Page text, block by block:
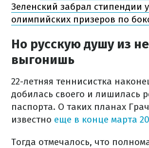
Зеленский забрал стипендии
олимпийских призеров по
Но русскую душу из
выгонишь
22-летняя теннисистка
добилась своего и лишилась
паспорта. О таких планах
известно еще в конце марта
Тогда отмечалось, что